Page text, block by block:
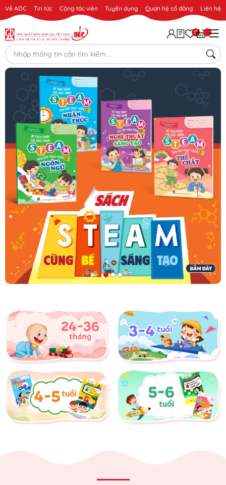
Về ADC Tin tức Cộng tác viên Tuyển dụng Quan hệ cổ đông Liên hệ
0